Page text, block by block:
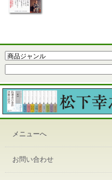
メニューへ
お問い合わせ